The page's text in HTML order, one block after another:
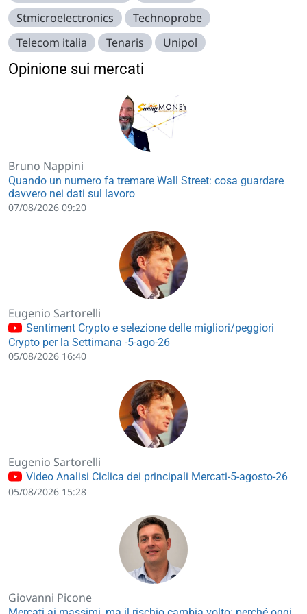
Stmicroelectronics
Technoprobe
Telecom italia
Tenaris Unipol
Opinione sui mercati
Bruno Nappini
Quando un numero fa tremare Wall Street: cosa guardare
davvero nei dati sul lavoro
07/08/2026 09:20
Eugenio Sartorelli
Sentiment Crypto e selezione delle migliori/peggiori
Crypto per la Settimana -5-ago-26
05/08/2026 16:40
Eugenio Sartorelli
Video Analisi Ciclica dei principali Mercati-5-agosto-26
05/08/2026 15:28
Giovanni Picone